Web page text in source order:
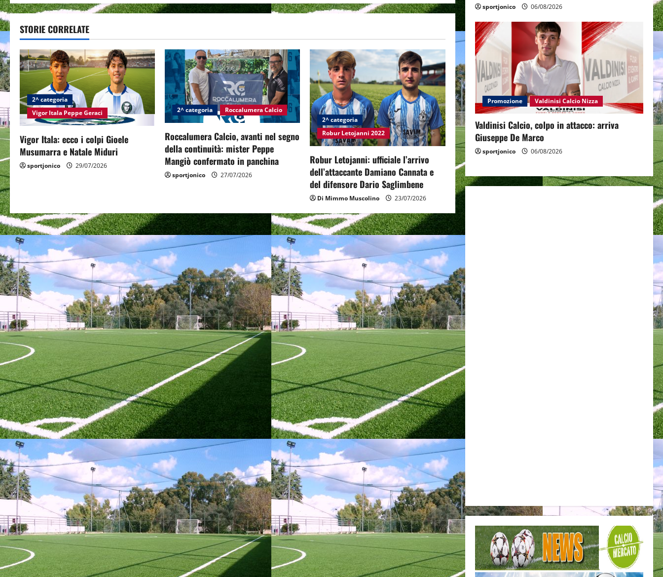
t
n
a
v
i
g
a
t
n
STORIE CORRELATE
2^ categoria
Vigor Itala Peppe Geraci
Vigor Itala: ecco i colpi Gioele
Musumarra e Natale Miduri
sportjonico 29/07/2026
2^ categoria Roccalumera Calcio
Roccalumera Calcio, avanti nel segno
della continuità: mister Peppe
Mangiò confermato in panchina
sportjonico 27/07/2026
2^ categoria
Robur Letojanni 2022
Robur Letojanni: ufficiale l’arrivo
dell’attaccante Damiano Cannata e
del difensore Dario Saglimbene
Di Mimmo Muscolino 23/07/2026
sportjonico 06/08/2026
Promozione Valdinisi Calcio Nizza
Valdinisi Calcio, colpo in attacco: arriva
Giuseppe De Marco
sportjonico 06/08/2026